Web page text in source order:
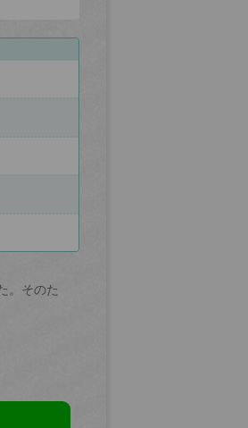
。そのた